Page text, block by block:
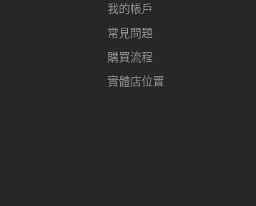
我的帳戶
常見問題
購買流程
實體店位置